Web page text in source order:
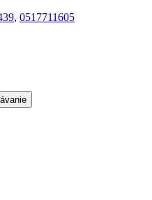
, 0517711605